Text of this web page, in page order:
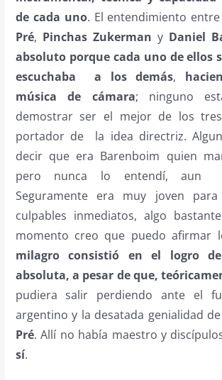
de cada uno. El entendimiento entre
Pré, Pinchas Zukerman y Daniel
absoluto porque cada uno de ellos
escuchaba
a los demás,
música de cámara; ninguno
demostrar ser el mejor de los
portador de
la idea directriz.
decir que era Barenboim quien
pero nunca lo entendí, aun
Seguramente era muy joven
culpables inmediatos, algo
momento creo que puedo afirmar
milagro consistió en el logro
absoluta, a pesar de que,
pudiera salir perdiendo ante el
argentino y la desatada genialidad de
Pré. Allí no había maestro y
sí.